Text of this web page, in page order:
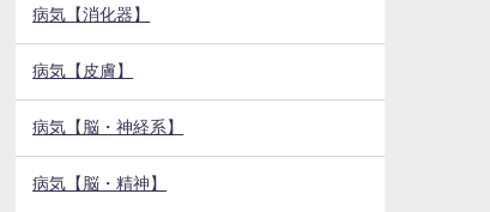
病気【消化器】
病気【皮膚】
病気【脳・神経系】
病気【脳・精神】